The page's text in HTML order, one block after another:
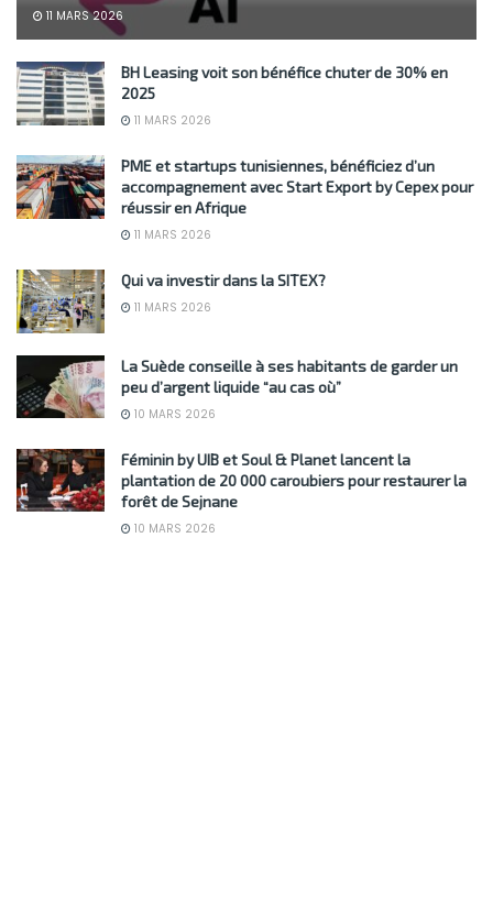
11 MARS 2026
BH Leasing voit son bénéfice chuter de 30% en
2025
11 MARS 2026
PME et startups tunisiennes, bénéficiez d’un
accompagnement avec Start Export by Cepex pour
réussir en Afrique
11 MARS 2026
Qui va investir dans la SITEX?
11 MARS 2026
La Suède conseille à ses habitants de garder un
peu d’argent liquide “au cas où”
10 MARS 2026
Féminin by UIB et Soul & Planet lancent la
plantation de 20 000 caroubiers pour restaurer la
forêt de Sejnane
10 MARS 2026